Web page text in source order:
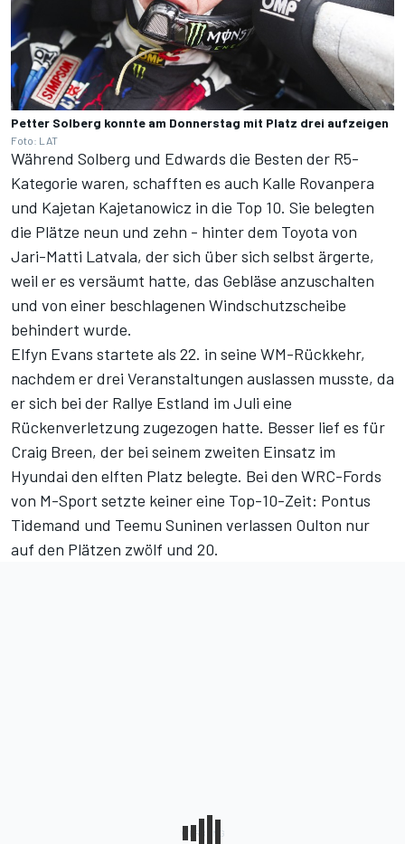
Petter Solberg konnte am Donnerstag mit Platz drei aufzeigen
Foto: LAT
Während Solberg und Edwards die Besten der R5-
Kategorie waren, schafften es auch Kalle Rovanpera
und Kajetan Kajetanowicz in die Top 10. Sie belegten
die Plätze neun und zehn - hinter dem Toyota von
Jari-Matti Latvala, der sich über sich selbst ärgerte,
weil er es versäumt hatte, das Gebläse anzuschalten
und von einer beschlagenen Windschutzscheibe
behindert wurde.
Elfyn Evans startete als 22. in seine WM-Rückkehr,
nachdem er drei Veranstaltungen auslassen musste, da
er sich bei der Rallye Estland im Juli eine
Rückenverletzung zugezogen hatte. Besser lief es für
Craig Breen, der bei seinem zweiten Einsatz im
Hyundai den elften Platz belegte. Bei den WRC-Fords
von M-Sport setzte keiner eine Top-10-Zeit: Pontus
Tidemand und Teemu Suninen verlassen Oulton nur
auf den Plätzen zwölf und 20.